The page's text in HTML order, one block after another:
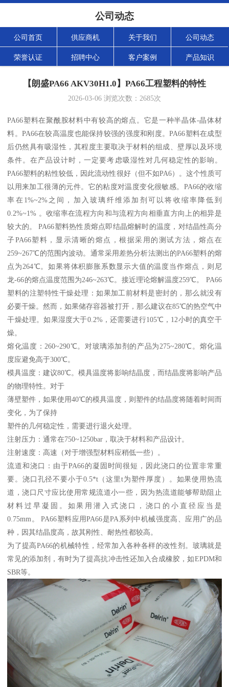
公司动态
公司首页 供应商机 关于我们 公司动态
荣誉认证 招聘中心 客户案例 产品知识
【朗盛PA66 AKV30H1.0】PA66工程塑料的特性
2026-03-06 浏览次数： 2685次
PA66塑料在聚酰胺材料中有较高的熔点。它是一种半晶体-晶体材
料。PA66在较高温度也能保持较强的强度和刚度。PA66塑料在成型
后仍然具有吸湿性，其程度主要取决于材料的组成、壁厚以及环境
条件。在产品设计时，一定要考虑吸湿性对几何稳定性的影响。
PA66塑料的粘性较低，因此流动性很好（但不如PA6）。这个性质可
以用来加工很薄的元件。它的粘度对温度变化很敏感。PA66的收缩
率在1%~2%之间，加入玻璃纤维添加剂可以将收缩率降低到
0.2%~1% 。收缩率在流程方向和与流程方向相垂直方向上的相异是
较大的。 PA66塑料热性质熔点即结晶熔解时的温度，对结晶性高分
子PA66塑料，显示清晰的熔点，根据采用的测试方法，熔点在
259~267℃的范围内波动。通常采用差热分析法测出的PA66塑料的熔
点为264℃。如果将体积膨胀系数显示大值的温度当作熔点，则尼
龙-66的熔点温度范围为246~263℃。接近理论熔解温度259℃。 PA66
塑料的注塑特性干燥处理：如果加工前材料是密封的，那么就没有
必要干燥。然而，如果储存容器被打开，那么建议在85℃的热空气中
干燥处理。如果湿度大于0.2%，还需要进行105℃，12小时的真空干
燥。
熔化温度：260~290℃。对玻璃添加剂的产品为275~280℃。熔化温
度应避免高于300℃。
模具温度：建议80℃。模具温度将影响结晶度，而结晶度将影响产品
的物理特性。对于
薄壁塑件，如果使用40℃的模具温度，则塑件的结晶度将随着时间而
变化，为了保持
塑件的几何稳定性，需要进行退火处理。
注射压力：通常在750~1250bar，取决于材料和产品设计。
注射速度：高速（对于增强型材料应稍低一些）。
流道和浇口：由于PA66的凝固时间很短，因此浇口的位置非常重
要。浇口孔径不要小于0.5*t（这里t为塑件厚度）。如果使用热流
道，浇口尺寸应比使用常规流道小一些，因为热流道能够帮助阻止
材料过早凝固。如果用潜入式浇口，浇口的小直径应当是
0.75mm。 PA66塑料应用PA66是PA系列中机械强度高、应用广的品
种，因其结晶度高，故其刚性、耐热性都较高。
为了提高PA66的机械特性，经常加入各种各样的改性剂。玻璃就是
常见的添加剂，有时为了提高抗冲击性还加入合成橡胶，如EPDM和
SBR等。